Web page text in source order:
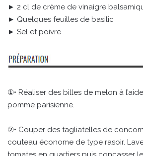
► 2 cl de crème de vinaigre
► Quelques feuilles de basilic
► Sel et poivre
①• Réaliser des billes de melon à
pomme parisienne.
②• Couper des tagliatelles de
couteau économe de type rasoir.